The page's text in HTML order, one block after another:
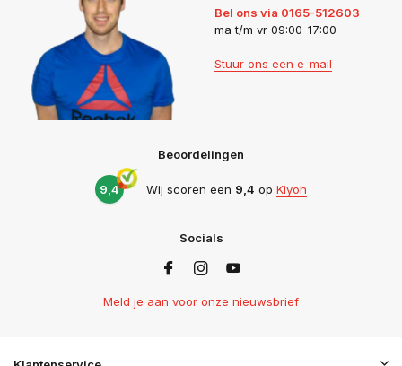
Bel ons via 0165-512603
ma t/m vr 09:00-17:00
Stuur ons een e-mail
Beoordelingen
9,4 Wij scoren een 9,4 op Kiyoh
Socials
Meld je aan voor onze nieuwsbrief